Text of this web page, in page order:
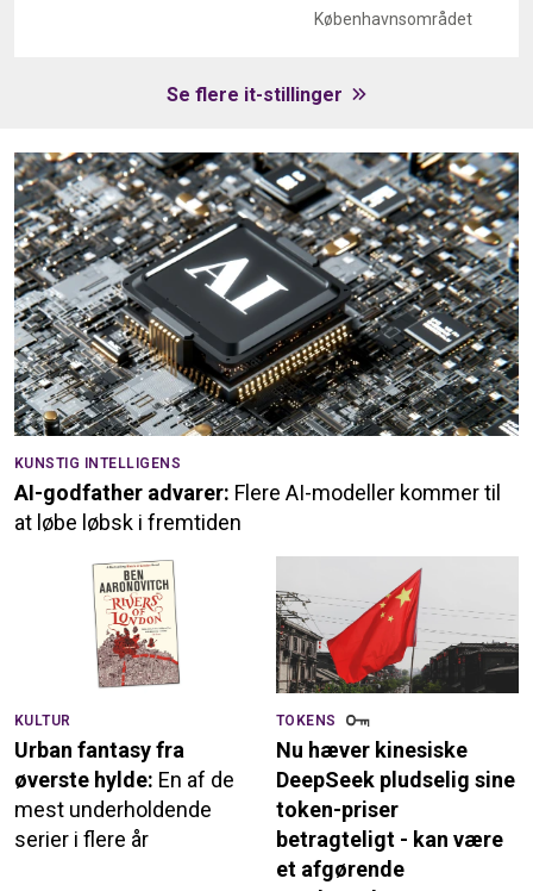
Københavnsområdet
Se flere it-stillinger
KUNSTIG INTELLIGENS
AI-godfather advarer: Flere AI-modeller kommer til
at løbe løbsk i fremtiden
KULTUR
Urban fantasy fra
øverste hylde: En af de
mest underholdende
serier i flere år
TOKENS
Nu hæver kinesiske
DeepSeek pludselig sine
token-priser
betragteligt - kan være
et afgørende